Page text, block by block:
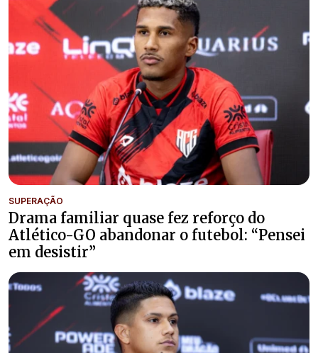
SUPERAÇÃO
Drama familiar quase fez reforço do
Atlético-GO abandonar o futebol: “Pensei
em desistir”